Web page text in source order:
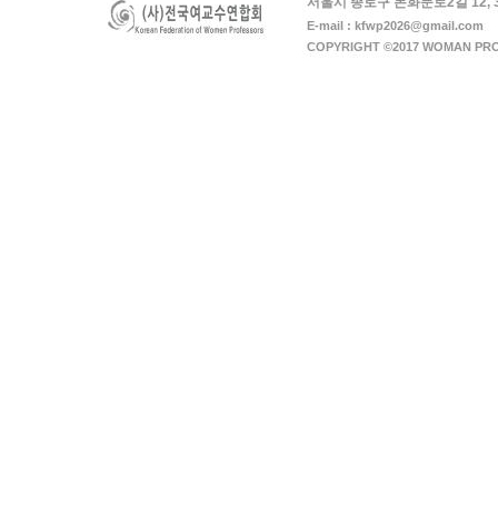
E-mail : kfwp2026@gmail.com
COPYRIGHT ©2017 WOMAN